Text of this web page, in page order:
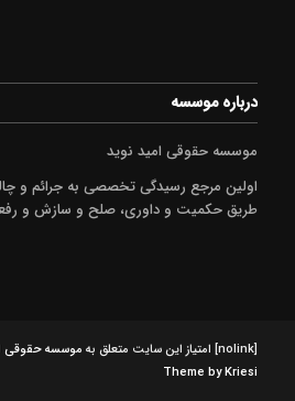
درباره موسسه
موسسه حقوقی امید نوید
اولین مرجع رسیدگی تخصصی به جرائم و
طریق حکمیت و داوری، صلح و سازش و
[nolink] امتیاز این سایت متعلق به موسسه حقوقی
Theme by Kriesi